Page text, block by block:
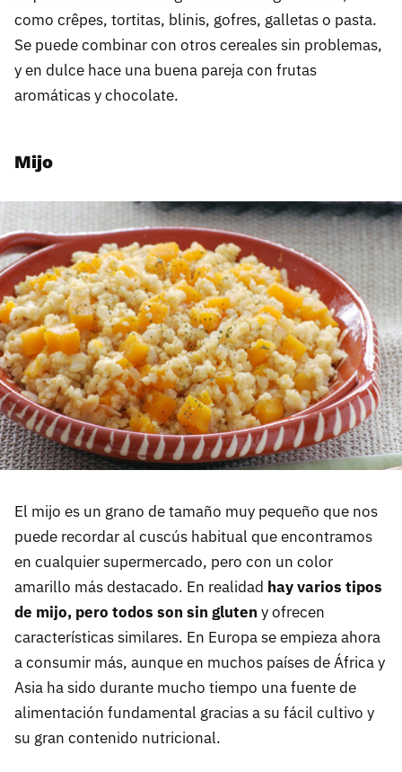
como crêpes, tortitas, blinis, gofres, galletas o pasta.
Se puede combinar con otros cereales sin problemas,
y en dulce hace una buena pareja con frutas
aromáticas y chocolate.
Mijo
El mijo es un grano de tamaño muy pequeño que nos
puede recordar al cuscús habitual que encontramos
en cualquier supermercado, pero con un color
amarillo más destacado. En realidad hay varios tipos
de mijo, pero todos son sin gluten y ofrecen
características similares. En Europa se empieza ahora
a consumir más, aunque en muchos países de África y
Asia ha sido durante mucho tiempo una fuente de
alimentación fundamental gracias a su fácil cultivo y
su gran contenido nutricional.